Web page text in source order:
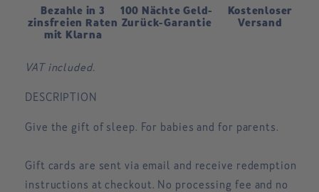
Bezahle in 3
zinsfreien Raten
mit Klarna
100 Nächte Geld-
Zurück-Garantie
Kostenloser
Versand
VAT included.
DESCRIPTION
Give the gift of sleep. For babies and for parents.
Gift cards are sent via email and receive redemption
instructions at checkout. No processing fee and no